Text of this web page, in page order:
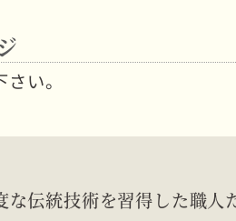
い。
な伝統技術を習得した職人